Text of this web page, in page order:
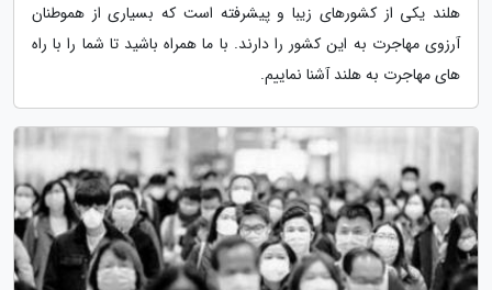
هلند یکی از کشورهای زیبا و پیشرفته است که بسیاری از هموطنان
آرزوی مهاجرت به این کشور را دارند. با ما همراه باشید تا شما را با راه
های مهاجرت به هلند آشنا نماییم.